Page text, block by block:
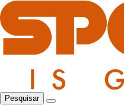
Pesquisar